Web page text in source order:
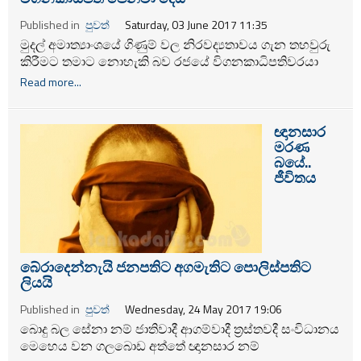
Published in පුවත් Saturday, 03 June 2017 11:35
මුදල් අමාත්‍යාංශයේ ගිණුම් වල නිරවද්‍යතාවය ගැන තහවුරු
කිරීමට තමාට නොහැකි බව රජයේ විගනකාධිපතිවරයා
වාර්ථාවක් ලබාදී ඇත.
Read more...
ඥානසාර
මරණ
බයේ..
ජීවිතය
බේරාදෙන්නැයි ජනපතිට අගමැතිට පොලිස්පතිට
ලියයි
Published in පුවත් Wednesday, 24 May 2017 19:06
බොදු බල සේනා නම් ජාතිවාදී ආගම්වාදී ත්‍රස්තවදී සංවිධානය
මෙහෙය වන ගලබොඩ අත්තේ ඥානසාර නම්